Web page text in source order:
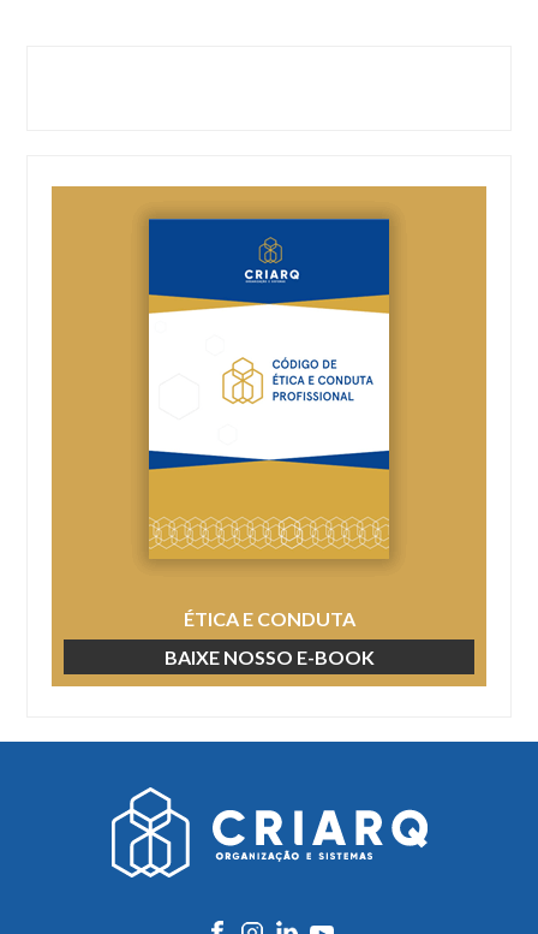
ÉTICA E CONDUTA
BAIXE NOSSO E-BOOK